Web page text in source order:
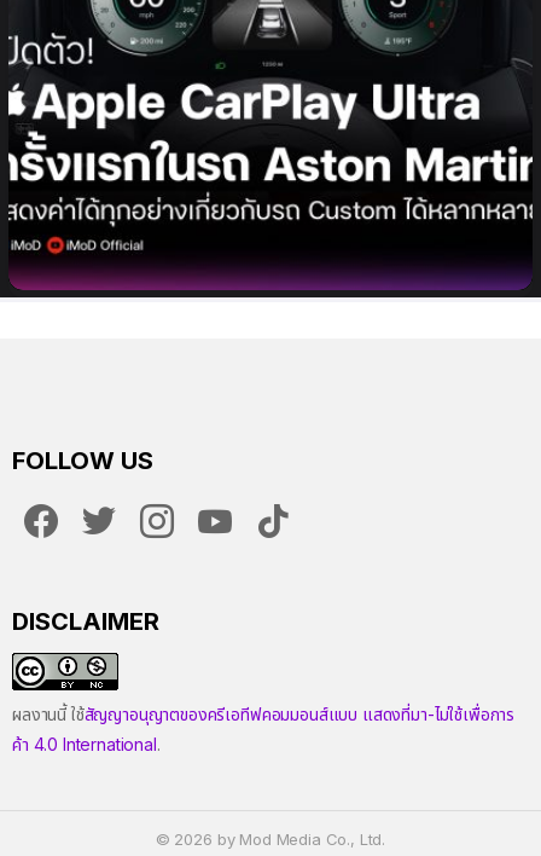
เปิดตัว Apple CarPlay Ultra ในรถ Aston
Martin DBX เป็นคันแรกของโลก ยกระดับ
ประสบการณ์การขับขี่ยุคใหม่! หลังจากรอมานาน
ตั้งแต่ปี 2020
FOLLOW US
DISCLAIMER
ผลงานนี้ ใช้สัญญาอนุญาตของครีเอทีฟคอมมอนส์แบบ แสดงที่มา-ไม่ใช้เพื่อการ
ค้า 4.0 International.
© 2026 by Mod Media Co., Ltd.